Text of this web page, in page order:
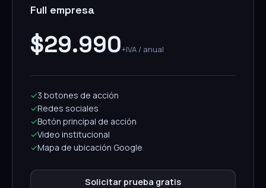
Full empresa
$29.990+IVA / anual
✓3 botones de acción
✓Redes sociales
✓Botón principal de acción
✓Video institucional
✓Mapa de ubicación Google
Solicitar prueba gratis